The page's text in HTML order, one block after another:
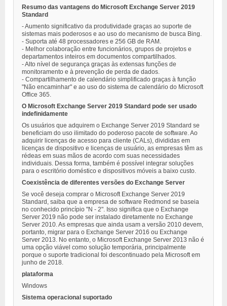
Resumo das vantagens do Microsoft Exchange Server 2019
Standard
- Aumento significativo da produtividade graças ao suporte de
sistemas mais poderosos e ao uso do mecanismo de busca Bing.
- Suporta até 48 processadores e 256 GB de RAM.
- Melhor colaboração entre funcionários, grupos de projetos e
departamentos inteiros em documentos compartilhados.
- Alto nível de segurança graças às extensas funções de
monitoramento e à prevenção de perda de dados.
- Compartilhamento de calendário simplificado graças à função
"Não encaminhar" e ao uso do sistema de calendário do Microsoft
Office 365.
O Microsoft Exchange Server 2019 Standard pode ser usado
indefinidamente
Os usuários que adquirem o Exchange Server 2019 Standard se
beneficiam do uso ilimitado do poderoso pacote de software. Ao
adquirir licenças de acesso para cliente (CALs), divididas em
licenças de dispositivo e licenças de usuário, as empresas têm as
rédeas em suas mãos de acordo com suas necessidades
individuais. Dessa forma, também é possível integrar soluções
para o escritório doméstico e dispositivos móveis a baixo custo.
Coexistência de diferentes versões do Exchange Server
Se você deseja comprar o Microsoft Exchange Server 2019
Standard, saiba que a empresa de software Redmond se baseia
no conhecido princípio "N - 2". Isso significa que o Exchange
Server 2019 não pode ser instalado diretamente no Exchange
Server 2010. As empresas que ainda usam a versão 2010 devem,
portanto, migrar para o Exchange Server 2016 ou Exchange
Server 2013. No entanto, o Microsoft Exchange Server 2013 não é
uma opção viável como solução temporária, principalmente
porque o suporte tradicional foi descontinuado pela Microsoft em
junho de 2018.
plataforma
Windows
Sistema operacional suportado